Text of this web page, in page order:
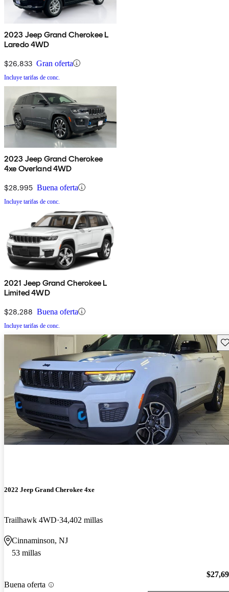
2023 Jeep Grand Cherokee L
Laredo 4WD
$26,833 Gran oferta
Incluye tarifas de conc.
2023 Jeep Grand Cherokee
4xe Overland 4WD
$28,995 Buena oferta
Incluye tarifas de conc.
2021 Jeep Grand Cherokee L
Limited 4WD
$28,288 Buena oferta
Incluye tarifas de conc.
2022 Jeep Grand Cherokee 4xe
Trailhawk 4WD 34,402 millas
Cinnaminson, NJ
53 millas
Buena oferta